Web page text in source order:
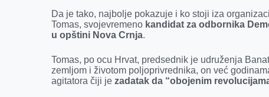
Da je tako, najbolje pokazuje i ko stoji iza
Tomas, svojevremeno kandidat za odbornika
u opštini Nova Crnja.
Tomas, po ocu Hrvat, predsednik je udruženja
zemljom i životom poljoprivrednika, on već
agitatora čiji jezadatak da “obojenim